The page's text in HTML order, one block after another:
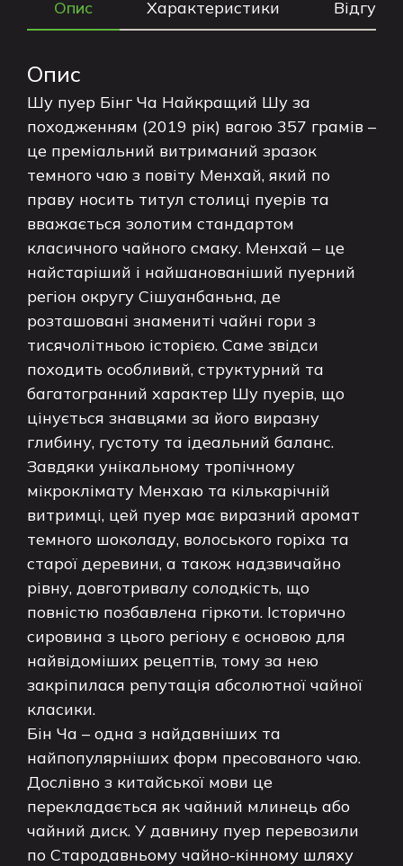
Опис Характеристики Відгуки
Опис
Шу пуер Бінг Ча Найкращий Шу за
походженням (2019 рік) вагою 357 грамів –
це преміальний витриманий зразок
темного чаю з повіту Менхай, який по
праву носить титул столиці пуерів та
вважається золотим стандартом
класичного чайного смаку. Менхай – це
найстаріший і найшанованіший пуерний
регіон округу Сішуанбаньна, де
розташовані знамениті чайні гори з
тисячолітньою історією. Саме звідси
походить особливий, структурний та
багатогранний характер Шу пуерів, що
цінується знавцями за його виразну
глибину, густоту та ідеальний баланс.
Завдяки унікальному тропічному
мікроклімату Менхаю та кількарічній
витримці, цей пуер має виразний аромат
темного шоколаду, волоського горіха та
старої деревини, а також надзвичайно
рівну, довготривалу солодкість, що
повністю позбавлена гіркоти. Історично
сировина з цього регіону є основою для
найвідоміших рецептів, тому за нею
закріпилася репутація абсолютної чайної
класики.
Бін Ча – одна з найдавніших та
найпопулярніших форм пресованого чаю.
Дослівно з китайської мови це
перекладається як чайний млинець або
чайний диск. У давнину пуер перевозили
по Стародавньому чайно-кінному шляху